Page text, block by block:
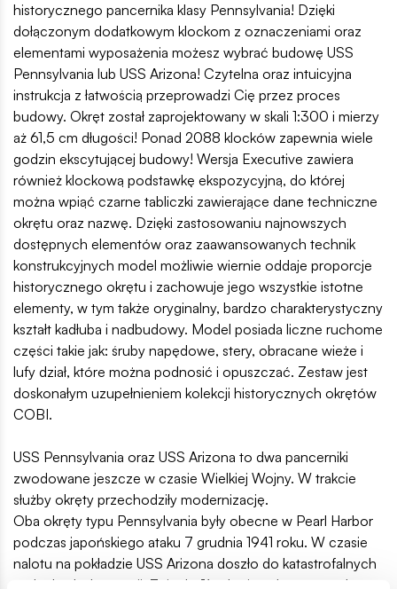
historycznego pancernika klasy Pennsylvania! Dzięki
dołączonym dodatkowym klockom z oznaczeniami oraz
elementami wyposażenia możesz wybrać budowę USS
Pennsylvania lub USS Arizona! Czytelna oraz intuicyjna
instrukcja z łatwością przeprowadzi Cię przez proces
budowy. Okręt został zaprojektowany w skali 1:300 i mierzy
aż 61,5 cm długości! Ponad 2088 klocków zapewnia wiele
godzin ekscytującej budowy! Wersja Executive zawiera
również klockową podstawkę ekspozycyjną, do której
można wpiąć czarne tabliczki zawierające dane techniczne
okrętu oraz nazwę. Dzięki zastosowaniu najnowszych
dostępnych elementów oraz zaawansowanych technik
konstrukcyjnych model możliwie wiernie oddaje proporcje
historycznego okrętu i zachowuje jego wszystkie istotne
elementy, w tym także oryginalny, bardzo charakterystyczny
kształt kadłuba i nadbudowy. Model posiada liczne ruchome
części takie jak: śruby napędowe, stery, obracane wieże i
lufy dział, które można podnosić i opuszczać. Zestaw jest
doskonałym uzupełnieniem kolekcji historycznych okrętów
COBI.
USS Pennsylvania oraz USS Arizona to dwa pancerniki
zwodowane jeszcze w czasie Wielkiej Wojny. W trakcie
służby okręty przechodziły modernizację.
Oba okręty typu Pennsylvania były obecne w Pearl Harbor
podczas japońskiego ataku 7 grudnia 1941 roku. W czasie
nalotu na pokładzie USS Arizona doszło do katastrofalnych
w skutkach detonacji. Zginęło ¾ załogi, a okręt zatonął,